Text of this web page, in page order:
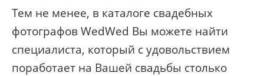
Тем не менее, в каталоге свадебных
фотографов WedWed Вы можете найти
специалиста, который с удовольствием
поработает на Вашей свадьбы столько